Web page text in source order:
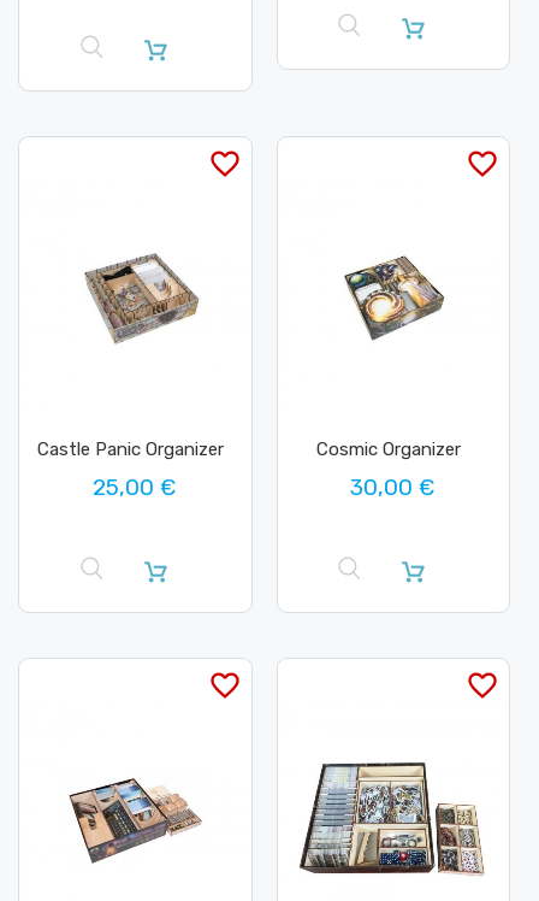
favorite_border
Castle Panic Organizer
25,00 €
favorite_border
Cosmic Organizer
30,00 €
favorite_border favorite_border